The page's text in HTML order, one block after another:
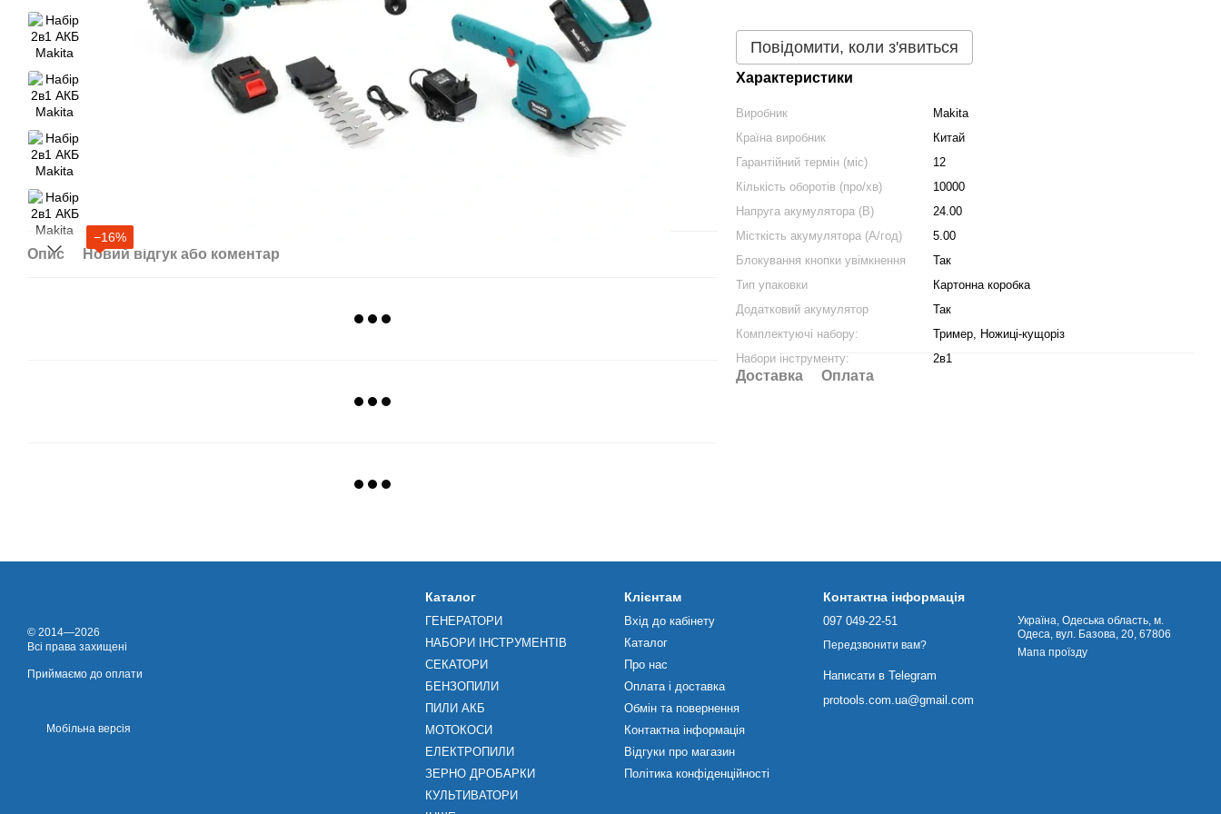
−16%
Опис Новий відгук або коментар
Повідомити, коли з'явиться
Характеристики
Виробник
Makita
Країна виробник
Китай
Гарантійний термін (міс)
12
Кількість оборотів (про/хв)
10000
Напруга акумулятора (В)
24.00
Місткість акумулятора (А/год)
5.00
Блокування кнопки увімкнення
Так
Тип упаковки
Картонна коробка
Додатковий акумулятор
Так
Комплектуючі набору:
Тример, Ножиці-кущоріз
Набори інструменту:
2в1
Доставка Оплата
© 2014—2026
Всі права захищені
Приймаємо до оплати
Мобільна версія
Каталог
ГЕНЕРАТОРИ
НАБОРИ ІНСТРУМЕНТІВ
СЕКАТОРИ
БЕНЗОПИЛИ
ПИЛИ АКБ
МОТОКОСИ
ЕЛЕКТРОПИЛИ
ЗЕРНО ДРОБАРКИ
КУЛЬТИВАТОРИ
Клієнтам
Вхід до кабінету
Каталог
Про нас
Оплата і доставка
Обмін та повернення
Контактна інформація
Відгуки про магазин
Політика конфіденційності
Контактна інформація
097 049-22-51
Передзвонити вам?
Написати в Telegram
protools.com.ua@gmail.com
Українa, Одеська область, м.
Одеса, вул. Базова, 20, 67806
Мапа проїзду